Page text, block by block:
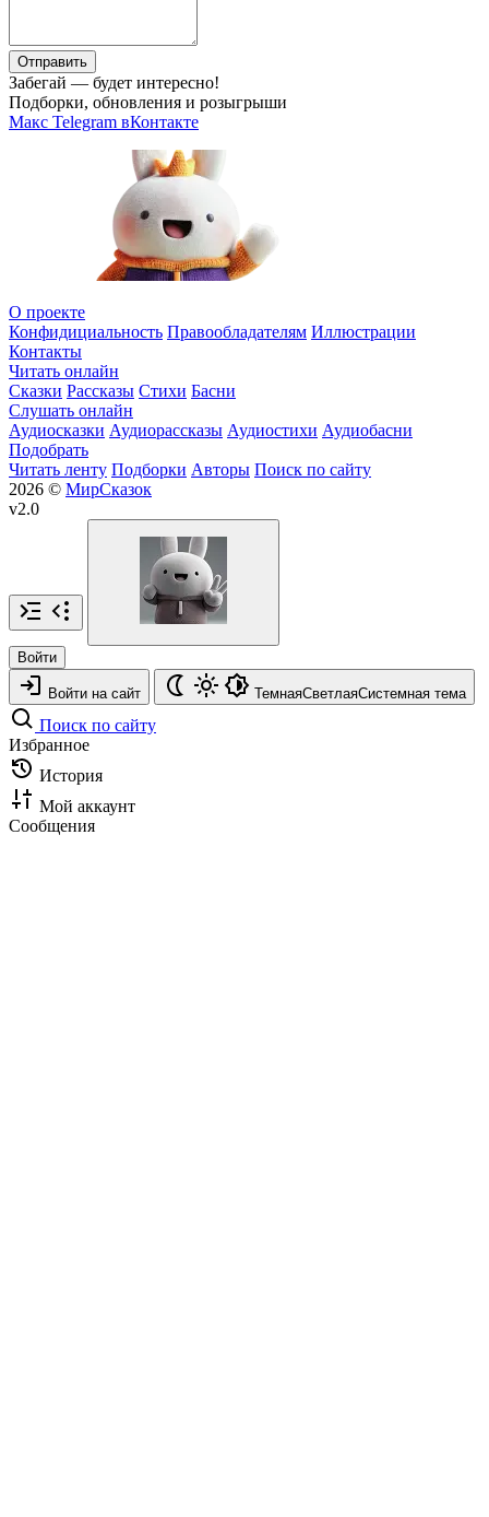
Отправить
Забегай — будет интересно!
Подборки, обновления и розыгрыши
Макс Telegram вКонтакте
О проекте
Конфидициальность Правообладателям Иллюстрации
Контакты
Читать онлайн
Сказки Рассказы Стихи Басни
Слушать онлайн
Аудиосказки Аудиорассказы Аудиостихи Аудиобасни
Подобрать
Читать ленту Подборки Авторы Поиск по сайту
2026 © МирСказок
v2.0
Войти
Войти на сайт ТемнаяСветлаяСистемная тема
Поиск по сайту
Избранное
История
Мой аккаунт
Сообщения